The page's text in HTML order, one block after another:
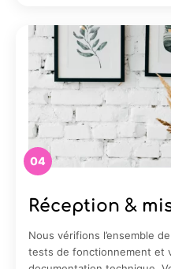
04
Réception &
Nous vérifions l’ensemble
tests de fonctionnement et